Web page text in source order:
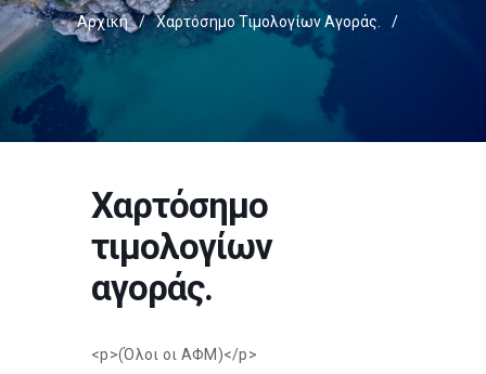
Αρχική / Χαρτόσημο Τιμολογίων Αγοράς. /
Χαρτόσημο
τιμολογίων
αγοράς.
<p>(Όλοι οι ΑΦΜ)</p>